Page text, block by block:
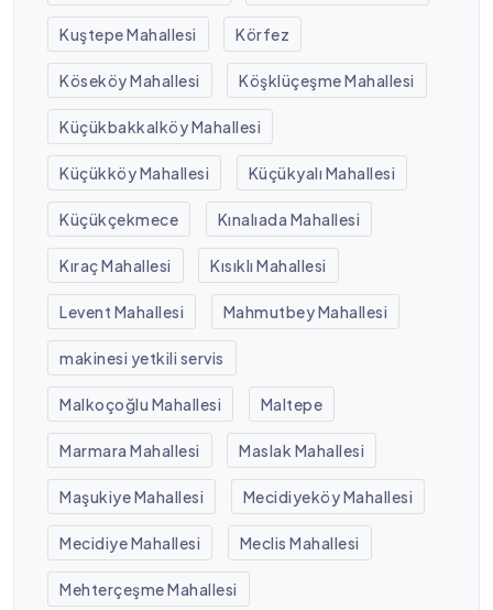
Kuştepe Mahallesi Körfez
Köseköy Mahallesi Köşklüçeşme Mahallesi
Küçükbakkalköy Mahallesi
Küçükköy Mahallesi Küçükyalı Mahallesi
Küçükçekmece Kınalıada Mahallesi
Kıraç Mahallesi Kısıklı Mahallesi
Levent Mahallesi Mahmutbey Mahallesi
makinesi yetkili servis
Malkoçoğlu Mahallesi Maltepe
Marmara Mahallesi Maslak Mahallesi
Maşukiye Mahallesi Mecidiyeköy Mahallesi
Mecidiye Mahallesi Meclis Mahallesi
Mehterçeşme Mahallesi